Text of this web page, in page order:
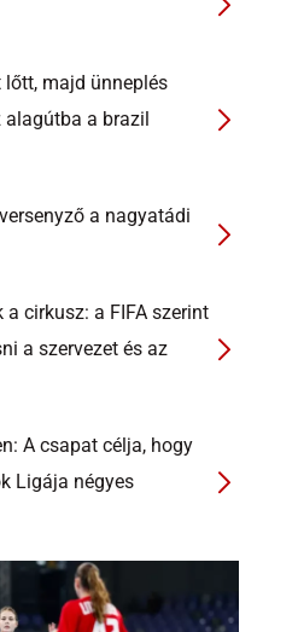
majd ünneplés
alagútba a brazil
a nagyatádi
cirkusz: a FIFA szerint
a szervezet és az
A csapat célja, hogy
Ligája négyes